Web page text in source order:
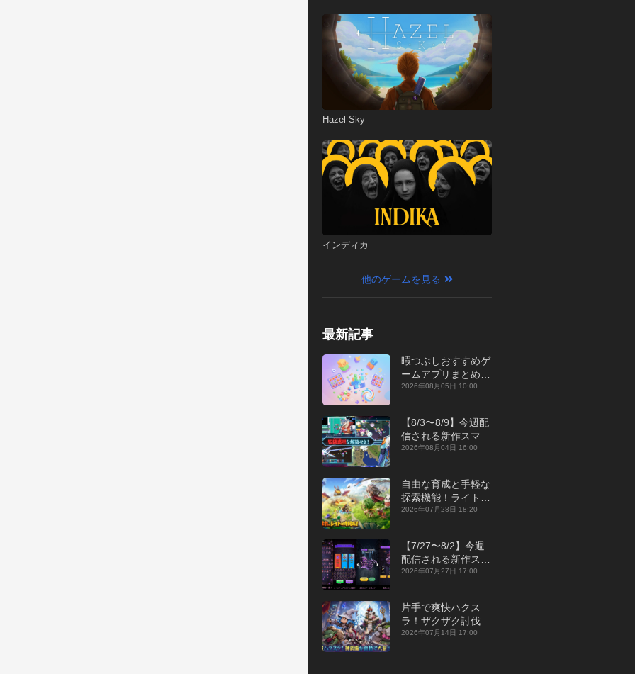
Hazel Sky
インディカ
他のゲームを見る
最新記事
暇つぶしおすすめゲ
ームアプリまとめ｜
オフライン対応あり
2026年08月05日 10:00
【8/3〜8/9】今週配
信される新作スマホ
ゲームをまとめてお
2026年08月04日 16:00
自由な育成と手軽な
探索機能！ライトカ
ジュアルMMORPG
P】
2026年07月28日 18:20
【7/27〜8/2】今週
配信される新作スマ
ホゲームをまとめて
2026年07月27日 17:00
片手で爽快ハクス
ラ！ザクザク討伐し
て神装備を集める放
2026年07月14日 17:00